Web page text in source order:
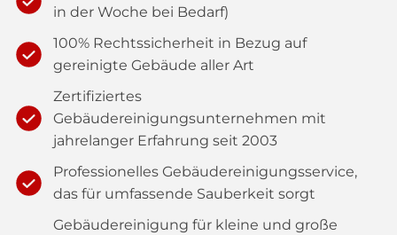
in der Woche bei Bedarf)
100% Rechtssicherheit in Bezug auf
gereinigte Gebäude aller Art
Zertifiziertes
Gebäudereinigungsunternehmen mit
jahrelanger Erfahrung seit 2003
Professionelles Gebäudereinigungsservice,
das für umfassende Sauberkeit sorgt
Gebäudereinigung für kleine und große